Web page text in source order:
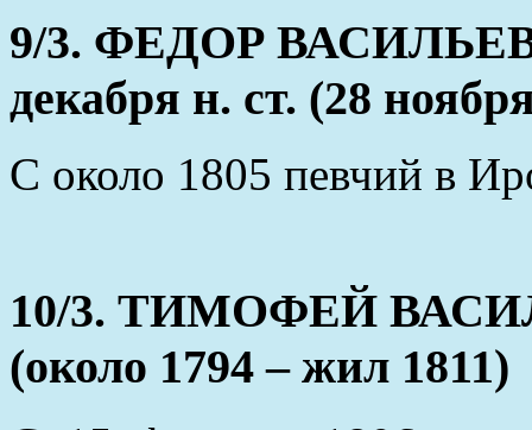
9/3. ФЕДОР ВАСИЛЬЕВ
декабря н. ст. (28
С около 1805 певчий в
10/3. ТИМОФЕЙ
(около 1794 – жил 1811)